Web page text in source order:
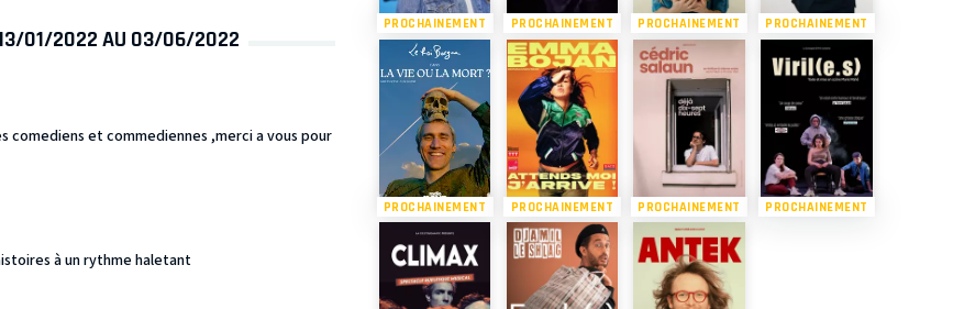
13/01/2022 AU 03/06/2022
et commediennes ,merci a vous pour
à un rythme haletant
PROCHAINEMENT PROCHAINEMENT PROCHAINEMENT PROCHAINEMENT
PROCHAINEMENT PROCHAINEMENT PROCHAINEMENT PROCHAINEMENT